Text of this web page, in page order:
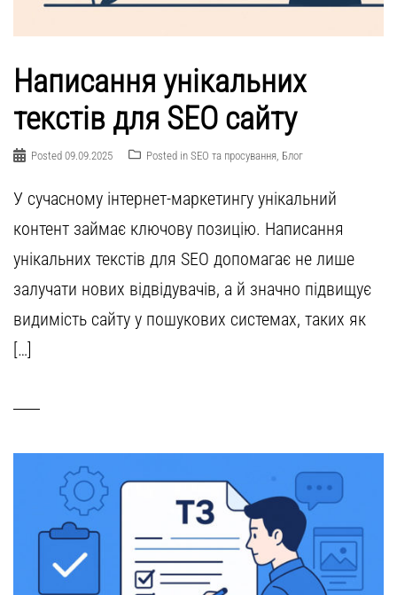
Написання унікальних
текстів для SEO сайту
Posted 09.09.2025 Posted in SEO та просування, Блог
У сучасному інтернет-маркетингу унікальний
контент займає ключову позицію. Написання
унікальних текстів для SEO допомагає не лише
залучати нових відвідувачів, а й значно підвищує
видимість сайту у пошукових системах, таких як
[…]